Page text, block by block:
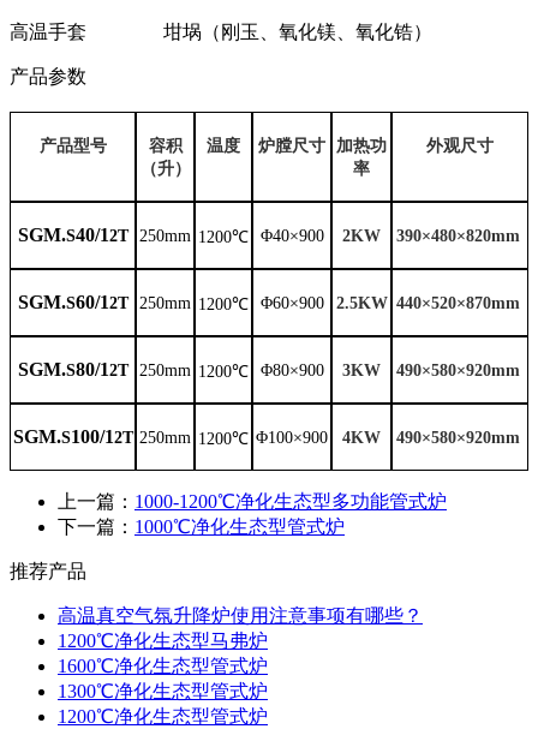
高温手套 坩埚（刚玉、氧化镁、氧化锆）
产品参数
产品型号
容积
（升）
温度 炉膛尺寸
加热功
率
外观尺寸
SGM.S40/12T 250mm 1 200℃ Φ40×900 2KW 390×480×820mm
SGM.S60/12T 250mm 1 200℃ Φ60×900 2.5KW 440×520×870mm
SGM.S80/12T 250mm 1 200℃ Φ80×900 3KW 490×580×920mm
SGM.S100/12T 250mm 1 200℃ Φ100×900 4KW 490×580×920mm
上一篇： 1000-1200℃净化生态型多功能管式炉
下一篇： 1000℃净化生态型管式炉
推荐产品
高温真空气氛升降炉使用注意事项有哪些？
1200℃净化生态型马弗炉
1600℃净化生态型管式炉
1300℃净化生态型管式炉
1200℃净化生态型管式炉